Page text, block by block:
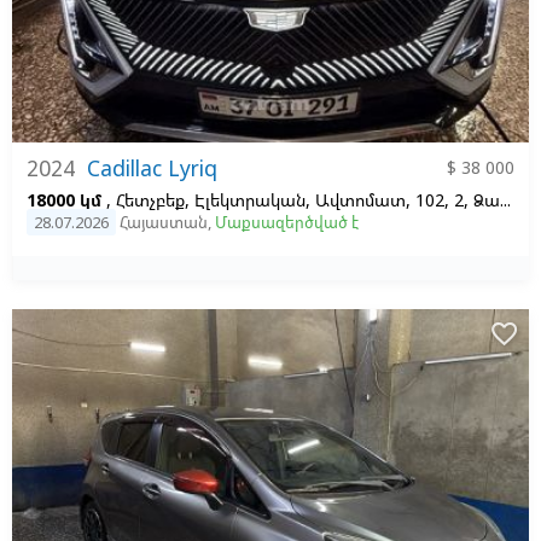
2024 Cadillac Lyriq
$ 38 000
18000 կմ , Հետչբեք, Էլեկտրական, Ավտոմատ, 102, 2, Ձախ,
28.07.2026 Հայաստան, Մաքսազերծված է
favorite_border